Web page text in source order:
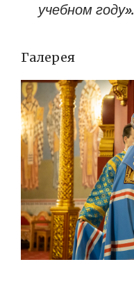
учебном году».
Галерея